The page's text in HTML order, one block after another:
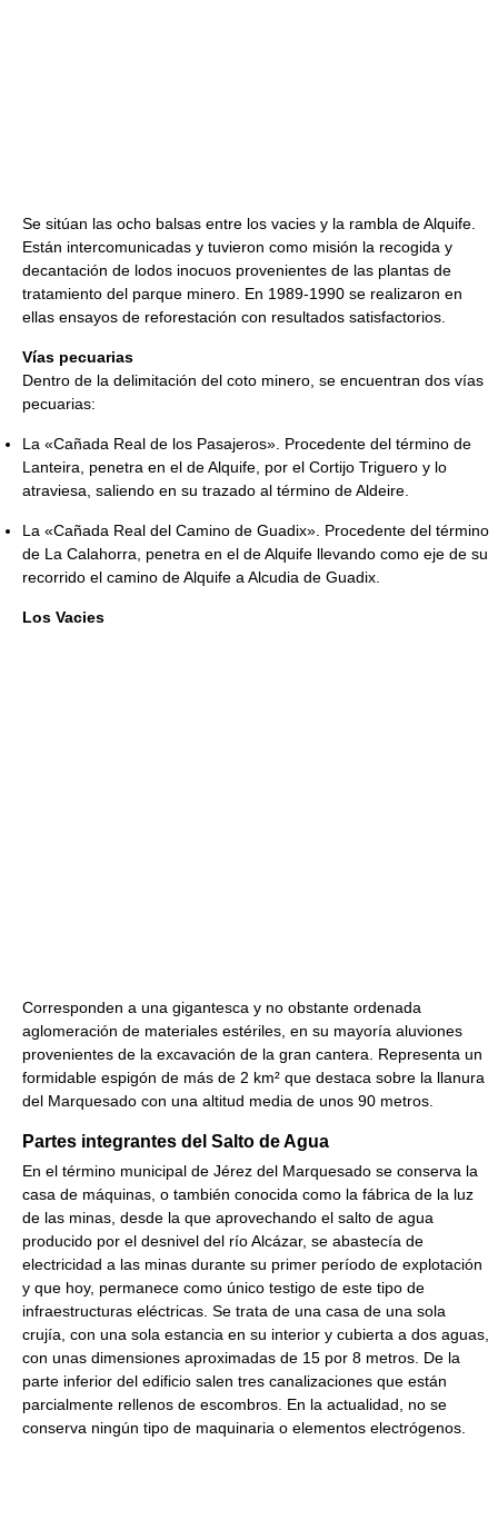
Se sitúan las ocho balsas entre los vacies y la rambla de Alquife.
Están intercomunicadas y tuvieron como misión la recogida y
decantación de lodos inocuos provenientes de las plantas de
tratamiento del parque minero. En 1989-1990 se realizaron en
ellas ensayos de reforestación con resultados satisfactorios.
Vías pecuarias
Dentro de la delimitación del coto minero, se encuentran dos vías
pecuarias:
La «Cañada Real de los Pasajeros». Procedente del término de
Lanteira, penetra en el de Alquife, por el Cortijo Triguero y lo
atraviesa, saliendo en su trazado al término de Aldeire.
La «Cañada Real del Camino de Guadix». Procedente del término
de La Calahorra, penetra en el de Alquife llevando como eje de su
recorrido el camino de Alquife a Alcudia de Guadix.
Los Vacies
Corresponden a una gigantesca y no obstante ordenada
aglomeración de materiales estériles, en su mayoría aluviones
provenientes de la excavación de la gran cantera. Representa un
formidable espigón de más de 2 km² que destaca sobre la llanura
del Marquesado con una altitud media de unos 90 metros.
Partes integrantes del Salto de Agua
En el término municipal de Jérez del Marquesado se conserva la
casa de máquinas, o también conocida como la fábrica de la luz
de las minas, desde la que aprovechando el salto de agua
producido por el desnivel del río Alcázar, se abastecía de
electricidad a las minas durante su primer período de explotación
y que hoy, permanece como único testigo de este tipo de
infraestructuras eléctricas. Se trata de una casa de una sola
crujía, con una sola estancia en su interior y cubierta a dos aguas,
con unas dimensiones aproximadas de 15 por 8 metros. De la
parte inferior del edificio salen tres canalizaciones que están
parcialmente rellenos de escombros. En la actualidad, no se
conserva ningún tipo de maquinaria o elementos electrógenos.